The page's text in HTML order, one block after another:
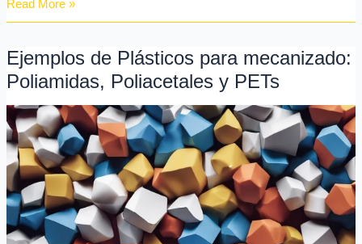
Read More »
Ejemplos de Plásticos para mecanizado:
Poliamidas, Poliacetales y PETs
Ejemplos
de
Plásticos
para
mecanizado:
Poliamidas,
Poliacetales
y
PETs